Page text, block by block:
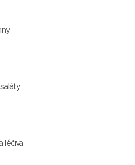
léčiva